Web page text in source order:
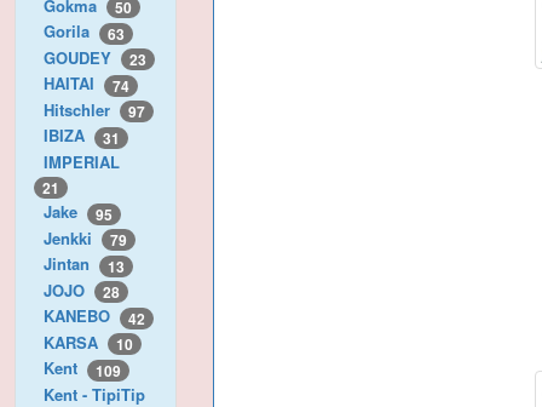
Gokma 50
Gorila 63
GOUDEY 23
HAITAI 74
Hitschler 97
IBIZA 31
IMPERIAL
21
Jake 95
Jenkki 79
Jintan 13
JOJO 28
KANEBO 42
KARSA 10
Kent 109
Kent - TipiTip